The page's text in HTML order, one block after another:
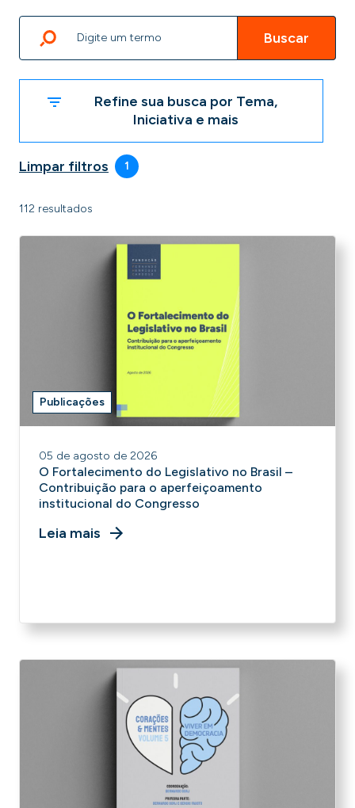
Buscar
Refine sua busca por Tema,
Iniciativa e mais
Limpar filtros 1
112 resultados
Publicações
05 de agosto de 2026
O Fortalecimento do Legislativo no Brasil –
Contribuição para o aperfeiçoamento
institucional do Congresso
Leia mais